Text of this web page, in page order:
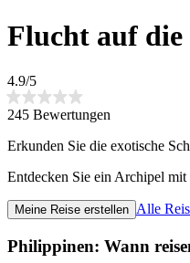
Flucht auf die
4.9/5
245 Bewertungen
Erkunden Sie die exotische
Entdecken Sie ein Archipel
Meine Reise erstellen Alle
Philippinen: Wann